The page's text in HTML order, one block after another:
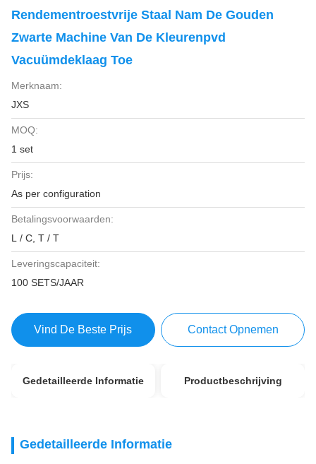
Rendementroestvrije Staal Nam De Gouden
Zwarte Machine Van De Kleurenpvd
Vacuümdeklaag Toe
Merknaam:
JXS
MOQ:
1 set
Prijs:
As per configuration
Betalingsvoorwaarden:
L / C, T / T
Leveringscapaciteit:
100 SETS/JAAR
Vind De Beste Prijs Contact Opnemen
Gedetailleerde Informatie Productbeschrijving
Gedetailleerde Informatie